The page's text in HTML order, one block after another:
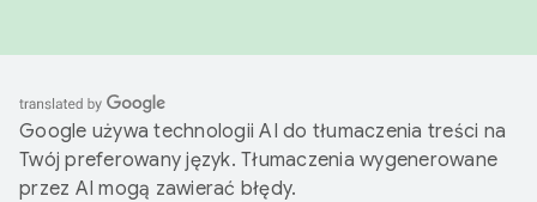
Google używa technologii AI do tłumaczenia treści na
Twój preferowany język. Tłumaczenia wygenerowane
przez AI mogą zawierać błędy.